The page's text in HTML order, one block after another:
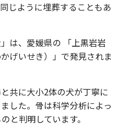
じように埋葬することもあ
は、愛媛県の 「上黒岩岩
げいせき）」で発見されま
共に大小2体の犬が丁寧に
した。骨は科学分析によっ
と判明しています。